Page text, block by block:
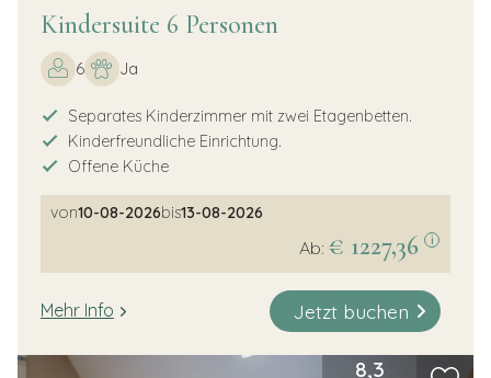
Kindersuite 6 Personen
6 Ja
Separates Kinderzimmer mit zwei Etagenbetten.
Kinderfreundliche Einrichtung.
Offene Küche
von10-08-2026bis13-08-2026
Ab: € 1227,36 i
Mehr Info Jetzt buchen
8,3